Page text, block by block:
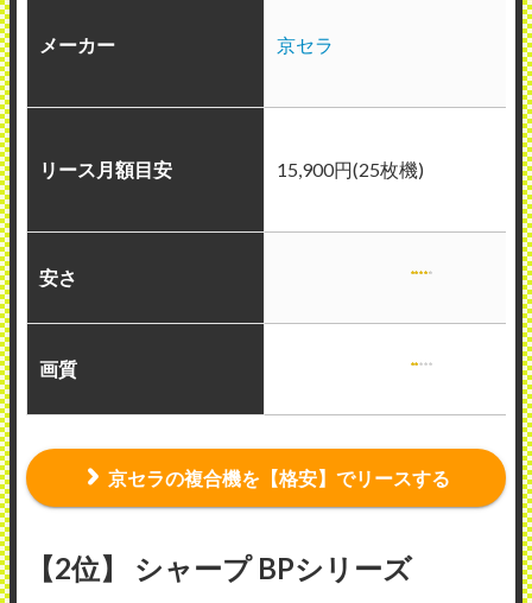
メーカー 京セラ
リース月額目安 15,900円(25枚機)
安さ
画質
京セラの複合機を【格安】でリースする
【2位】 シャープ BPシリーズ